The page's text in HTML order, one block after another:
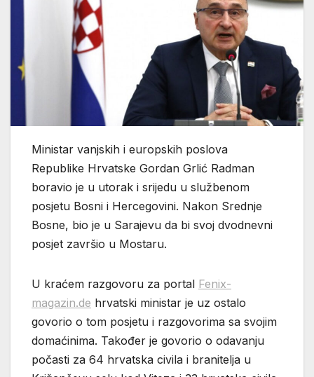
Ministar vanjskih i europskih poslova
Republike Hrvatske Gordan Grlić Radman
boravio je u utorak i srijedu u službenom
posjetu Bosni i Hercegovini. Nakon Srednje
Bosne, bio je u Sarajevu da bi svoj dvodnevni
posjet završio u Mostaru.
U kraćem razgovoru za portal Fenix-
magazin.de hrvatski ministar je uz ostalo
govorio o tom posjetu i razgovorima sa svojim
domaćinima. Također je govorio o odavanju
počasti za 64 hrvatska civila i branitelja u